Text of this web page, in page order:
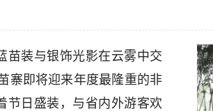
苗装与银饰光影在云雾中交
寨即将迎来年度最隆重的非
日盛装，与省内外游客欢